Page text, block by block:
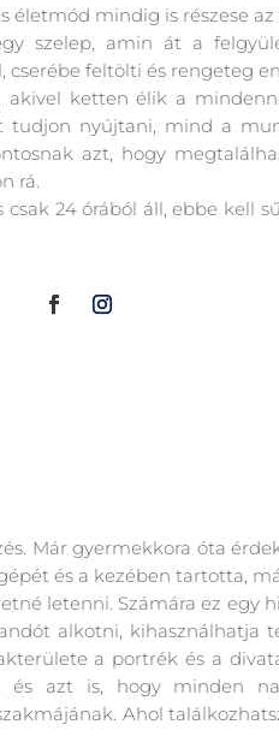
életmód mindig is részese az
szelep, amin át a
feltölti és rengeteg
akivel ketten élik a
tudjon nyújtani, mind a
azt, hogy
rá.
24 órából áll, ebbe kell
Már gyermekkora óta
és a kezében tartotta,
letenni. Számára ez egy
alkotni, kihasználhatja
a portrék és a
és azt is, hogy minden
Ahol